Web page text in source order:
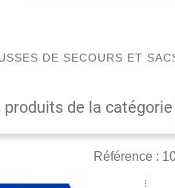
DE SECOURS ET
de la catégorie
Référence :